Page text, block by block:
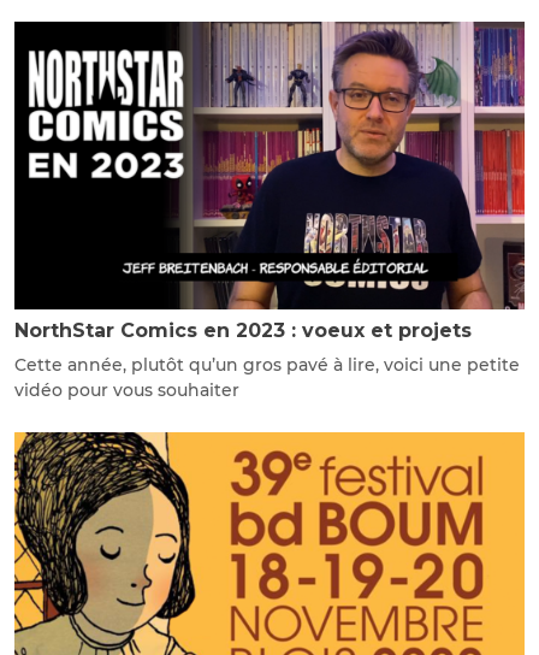
NorthStar Comics en 2023 : voeux et projets
Cette année, plutôt qu’un gros pavé à lire, voici une petite
vidéo pour vous souhaiter